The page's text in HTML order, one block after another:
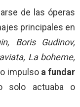
de las óperas
principales en
Boris Gudinov,
La boheme,
impulso a fundar
solo actuaba o